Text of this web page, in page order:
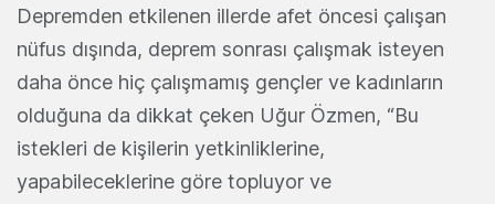
Depremden etkilenen illerde afet öncesi çalışan
nüfus dışında, deprem sonrası çalışmak isteyen
daha önce hiç çalışmamış gençler ve kadınların
olduğuna da dikkat çeken Uğur Özmen, “Bu
istekleri de kişilerin yetkinliklerine,
yapabileceklerine göre topluyor ve